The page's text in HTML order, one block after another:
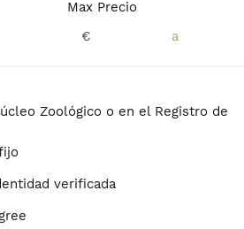
Max Precio
€
Zoológico o en el Registro de
verificada
un cachorro
un cachorro de Border
precios pueden variar